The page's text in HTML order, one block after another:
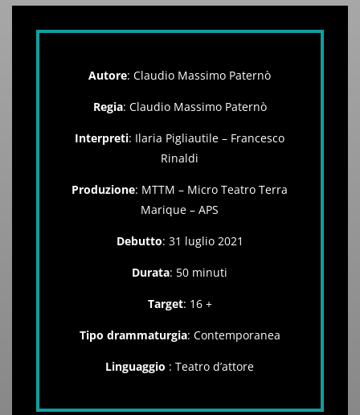
Autore: Claudio Massimo Paternò
Regia: Claudio Massimo Paternò
Interpreti: Ilaria Pigliautile – Francesco
Rinaldi
Produzione: MTTM – Micro Teatro Terra
Marique – APS
Debutto: 31 luglio 2021
Durata: 50 minuti
Target: 16 +
Tipo drammaturgia: Contemporanea
Linguaggio : Teatro d’attore